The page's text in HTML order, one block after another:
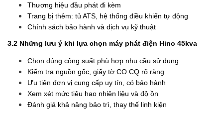
Thương hiệu đầu phát đi kèm
Trang bị thêm: tủ ATS, hệ thống điều khiển tự động
Chính sách bảo hành và dịch vụ kỹ thuật
3.2 Những lưu ý khi lựa chọn máy phát điện Hino 45kva
Chọn đúng công suất phù hợp nhu cầu sử dụng
Kiểm tra nguồn gốc, giấy tờ CO CQ rõ ràng
Ưu tiên đơn vị cung cấp uy tín, có bảo hành
Xem xét mức tiêu hao nhiên liệu và độ ồn
Đánh giá khả năng bảo trì, thay thế linh kiện